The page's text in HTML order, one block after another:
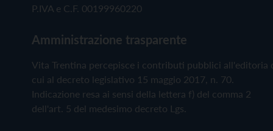
P.IVA e C.F. 00199960220
Amministrazione trasparente
Vita Trentina percepisce i contributi pubblici all'editoria
cui al decreto legislativo 15 maggio 2017, n. 70.
Indicazione resa ai sensi della lettera f) del comma 2
dell'art. 5 del medesimo decreto Lgs.